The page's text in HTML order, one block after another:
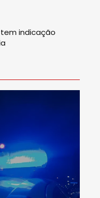
tem indicação